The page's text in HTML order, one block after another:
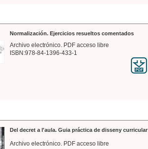
Normalización. Ejercicios resueltos comentados
Archivo electrónico. PDF acceso libre
ISBN:978-84-1396-433-1
Del decret a l'aula. Guia práctica de disseny curricular
Archivo electrónico. PDF acceso libre